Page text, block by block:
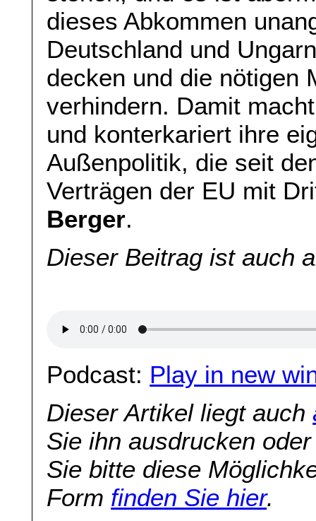
dieses Abkommen
Deutschland und
decken und die nötigen
verhindern. Damit
und konterkariert ihre
Außenpolitik, die seit
Verträgen der EU mit
Berger.
Dieser Beitrag ist auch
Podcast: Play in new
Dieser Artikel liegt auch
Sie ihn ausdrucken
Sie bitte diese
Form finden Sie hier.